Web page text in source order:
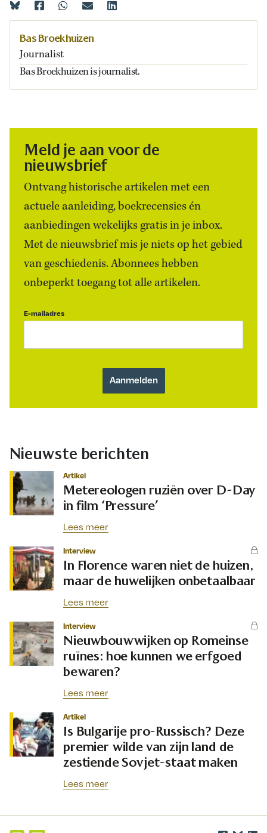
Bas Broekhuizen
Journalist
Bas Broekhuizen is journalist.
Meld je aan voor de
nieuwsbrief
Ontvang historische artikelen met een
actuele aanleiding, boekrecensies én
aanbiedingen wekelijks gratis in je inbox.
Met de nieuwsbrief mis je niets op het gebied
van geschiedenis. Abonnees hebben
onbeperkt toegang tot alle artikelen.
E-mailadres
Nieuwste berichten
Artikel
Metereologen ruziën over D-Day
in film ‘Pressure’
Lees meer
Interview
In Florence waren niet de huizen,
maar de huwelijken onbetaalbaar
Lees meer
Interview
Nieuwbouwwijken op Romeinse
ruïnes: hoe kunnen we erfgoed
bewaren?
Lees meer
Artikel
Is Bulgarije pro-Russisch? Deze
premier wilde van zijn land de
zestiende Sovjet-staat maken
Lees meer